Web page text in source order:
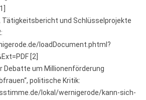
Tätigkeitsbericht und Schlüsselprojekte
loadDocument.phtml?
[2]
Debatte um Millionenförderung
politische Kritik:
lokal/wernigerode/kann-sich-